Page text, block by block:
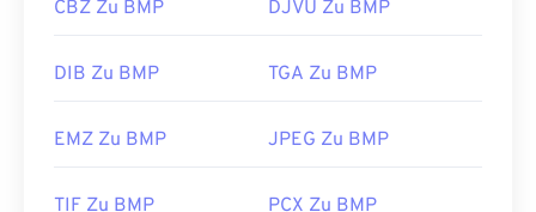
CBZ Zu BMP DJVU Zu BMP
DIB Zu BMP TGA Zu BMP
EMZ Zu BMP JPEG Zu BMP
TIF Zu BMP PCX Zu BMP